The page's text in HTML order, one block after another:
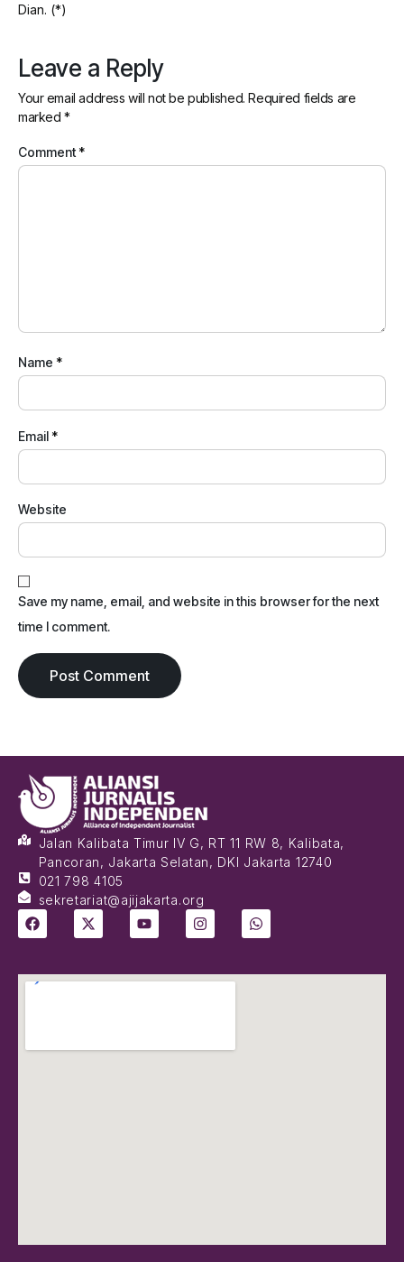
Dian. (*)
Leave a Reply
Your email address will not be published. Required fields are
marked*
Comment *
Name *
Email *
Website
Save my name, email, and website in this browser for the next
time I comment.
Jalan Kalibata Timur IV G, RT 11 RW 8, Kalibata,
Pancoran, Jakarta Selatan, DKI Jakarta 12740
021 798 4105
sekretariat@ajijakarta.org